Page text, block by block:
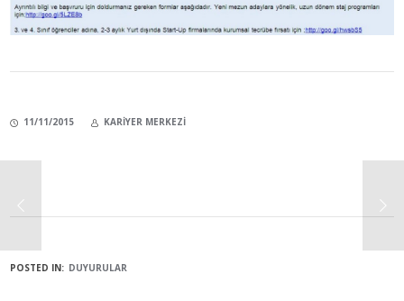
11/11/2015 KARIYER MERKEZI
POSTED IN: DUYURULAR